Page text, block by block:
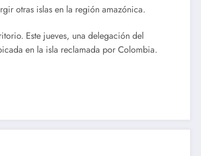
otras islas en la región amazónica.
Este jueves, una delegación del
en la isla reclamada por Colombia.